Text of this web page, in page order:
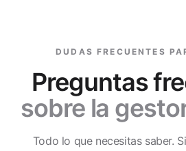
DUDAS FRECUENTES
Preguntas
sobre la
Todo lo que necesitas saber.